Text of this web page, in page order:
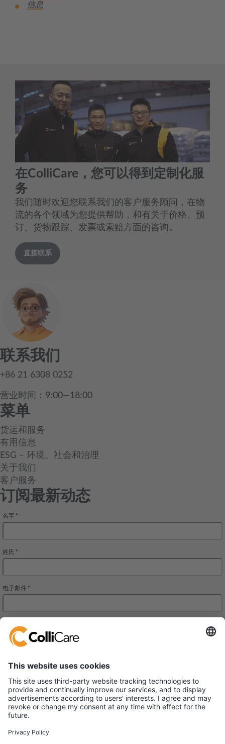
信息
在ColliCare，您可以得到定制化服
务
我们随时欢迎您联系我们的客户服务顾问，在物
流的各个领域为您提供帮助，和有关于价格、预
订、货物跟踪、发票或索赔方面的咨询。
直接联系
联系我们
+86 21 6308 0252
营业时间：9:00—18:00
菜单
货运和服务
有用信息
ESG – 环境、社会和治理
关于我们
客户服务
订阅最新动态
铠瑞凯尔国际货运代理（上海）有限公司
上海浙江中路400号春申江大厦1004单元